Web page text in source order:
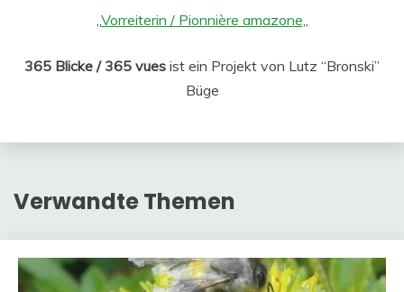
„Vorreiterin / Pionnière amazone„
365 Blicke / 365 vues ist ein Projekt von Lutz “Bronski”
Büge
Verwandte Themen